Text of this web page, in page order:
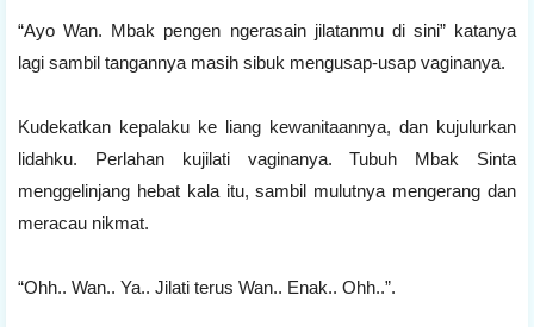
“Ayo Wan. Mbak pengen ngerasain jilatanmu di sini” katanya
lagi sambil tangannya masih sibuk mengusap-usap vaginanya.
Kudekatkan kepalaku ke liang kewanitaannya, dan kujulurkan
lidahku. Perlahan kujilati vaginanya. Tubuh Mbak Sinta
menggelinjang hebat kala itu, sambil mulutnya mengerang dan
meracau nikmat.
“Ohh.. Wan.. Ya.. Jilati terus Wan.. Enak.. Ohh..”.